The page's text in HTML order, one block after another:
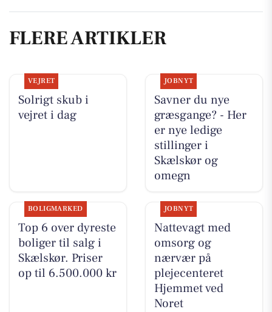
FLERE ARTIKLER
VEJRET
Solrigt skub i
vejret i dag
JOBNYT
Savner du nye
græsgange? - Her
er nye ledige
stillinger i
Skælskør og
omegn
BOLIGMARKED
Top 6 over dyreste
boliger til salg i
Skælskør. Priser
op til 6.500.000 kr
JOBNYT
Nattevagt med
omsorg og
nærvær på
plejecenteret
Hjemmet ved
Noret